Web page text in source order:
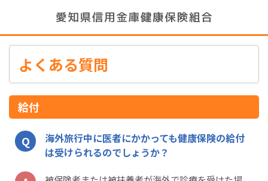
よくある質問
給付
海外旅行中に医者にかかっても健康保険の給付
は受けられるのでしょうか？